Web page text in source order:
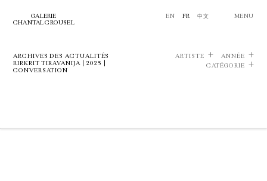
GALERIE
CHANTAL CROUSEL
EN FR 中文 MENU
ARCHIVES DES ACTUALITÉS
RIRKRIT TIRAVANIJA | 2025 |
CONVERSATION
ARTISTE
ANNÉE
CATÉGORIE